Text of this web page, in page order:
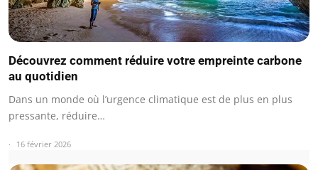
Découvrez comment réduire votre empreinte carbone
au quotidien
Dans un monde où l’urgence climatique est de plus en plus
pressante, réduire…
16 février 2026